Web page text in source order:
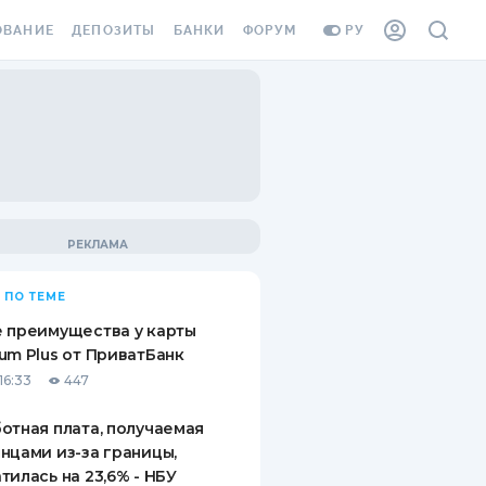
РУ
ВИНЬЕТКА
СОТРУДНИКОВ
ОТ
СЛУЧАЕВ
ДЕПОЗИТЫ
ВОПРОСЫ И ОТВЕТЫ
ПУТЕВОДИТЕЛИ ПО
БАНКИ ФОРУМ
ПО ТЕМЕ
преимущества у карты
Plus от ПриватБанк
447
плата, получаемая
из-за границы,
на 23,6% - НБУ